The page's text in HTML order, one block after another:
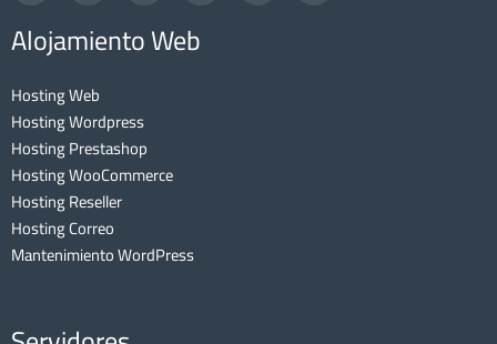
Alojamiento Web
Hosting Web
Hosting Wordpress
Hosting Prestashop
Hosting WooCommerce
Hosting Reseller
Hosting Correo
Mantenimiento WordPress